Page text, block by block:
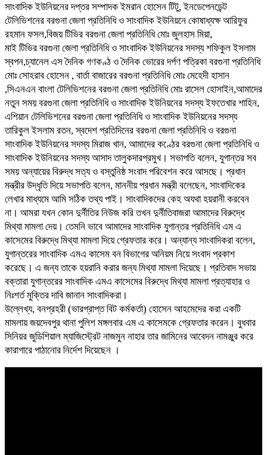
সাংবাদিক ইউনিয়নের দপ্তর সম্পাদক ইমরান হোসেন টিটু, ইনডেপেনডেন্ট
টেলিভিশনের বরগুনা জেলা প্রতিনিধি ও সাংবাদিক ইউনিয়নে কোষাধ্যক্ষ আরিফুর
রহমান ফসল,বিজয় টিভির বরগুনা জেলা প্রতিনিধি মোঃ জুলহাস মিয়া,
মাই টিভির বরগুনা জেলা প্রতিনিধি ও সাংবাদিক ইউনিয়নের সদস্য শফিকুল ইসলাম
স্বপন,চ্যানেল এস দৈনিক গণকণ্ঠ ও দৈনিক ভোরের দর্পণ পত্রিকা বরগুনা প্রতিনিধি
মোঃ সোহরাব হোসেন , বার্তা বাজারের বরগুনা প্রতিনিধি মোঃ মেহেদী হাসান
,সিএনএন বাংলা টেলিভিশনের বরগুনা জেলা প্রতিনিধি মোঃ রাসেল হোসাইন,আমাদের
নতুন সময় বরগুনা জেলা প্রতিনিধি ও সাংবাদিক ইউনিয়নের সদস্য ইফতেখার শাহিন,
এশিয়ান টেলিভিশনের বরগুনা জেলা প্রতিনিধি ও সাংবাদিক ইউনিয়নের সদস্য
তারিকুল ইসলাম রতন, স্বদেশ প্রতিদিনের বরগুনা জেলা প্রতিনিধি ও বরগুনা
সাংবাদিক ইউনিয়নের সদস্য মিরাজ খান, আমাদের কণ্ঠের বরগুনা জেলা প্রতিনিধি ও
সাংবাদিক ইউনিয়নের সদস্য আসাদ তালুকদারপ্রমুখ। সভাপতি বলেন, যুগান্তর সব
সময় অন্যায়ের বিরুদ্ধ সত্য ও বস্তুনিষ্ঠ সংবাদ পরিবেশন করে আসছে। প্রধান
মন্ত্রীর উদ্ধৃতি দিয়ে সভাপতি বলেন, মাননীয় প্রধান মন্ত্রী বলেছেন, সাংবাদিকের
লেখার মাধ্যমে আমি সঠিক তথ্য পাই। সাংবাদিকদের কেহ অযথা হয়রানী করবেন
না। আমরা যখন কোন দুর্নীতির নিউজ করি তখন দুর্নীতিবাজরা আমাদের বিরুদ্ধে
মিথ্যা মামলা দেয়। তেমনি ভাবে আমাদের সাংবাদিক যুগান্তর প্রতিনিধি এম এ
কাসেমের বিরুদ্ধে মিথ্যা মামলা দিয়ে গ্রেফতার করে। অন্যান্য সাংবাদিকরা বলেন,
যুগান্তরের সাংবাদিক এমএ কাসেম বন বিভাগের অনিয়ম নিয়ে সংবাদ প্রকাশ
করেছে। এ জন্য তাকে হয়রানি করার জন্য মিথ্যা মামলা দিয়েছে। প্রতিবাদ সভায়
বক্তারা যুগান্তরের সাংবাদিক এমএ কাসেমের বিরুদ্ধে মিথ্যা মামলা প্রত্যাহার ও
নিঃশর্ত মুক্তির দাবি জানান সাংবাদিকরা।
উল্লেখ্য, বনপ্রহরী (ভারপ্রাপ্ত বিট কর্মকর্তা) হোসেন আহমেদের করা একটি
মামলায় জয়দেবপুর থানা পুলিশ মঙ্গলবার এম এ কাসেমকে গ্রেফতার করেন। বুধবার
সিনিয়র জুডিশিয়াল ম্যাজিস্ট্রেট নাজমুন নাহার তার জামিনের আবেদন নামঞ্জুর করে
কারাগারে পাঠানোর নির্দেশ দিয়েছেন ।